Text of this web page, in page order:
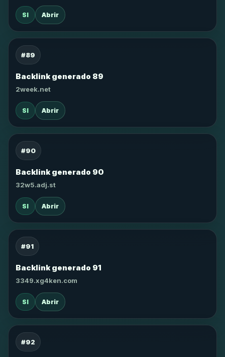
SI Abrir
#89
Backlink generado 89
2week.net
SI Abrir
#90
Backlink generado 90
32w5.adj.st
SI Abrir
#91
Backlink generado 91
3349.xg4ken.com
SI Abrir
#92